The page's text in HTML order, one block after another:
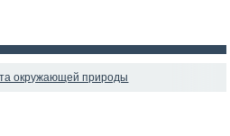
окружающей природы